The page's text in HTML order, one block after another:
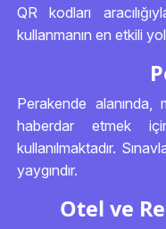
QR kodları
kullanmanın en etkili
Perakende alanında,
haberdar etmek
kullanılmaktadır.
yaygındır.
Otel ve